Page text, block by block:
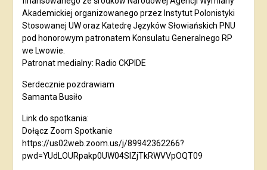
Akademickiej organizowanego przez Instytut Polonistyki
Stosowanej UW oraz Katedrę Języków Słowiańskich PNU
pod honorowym patronatem Konsulatu Generalnego RP
we Lwowie.
Patronat medialny: Radio CKPIDE
Serdecznie pozdrawiam
Samanta Busiło
Link do spotkania:
Dołącz Zoom Spotkanie
https://us02web.zoom.us/j/89942362266?
pwd=YUdLOURpakp0UW04SlZjTkRWVVpOQT09